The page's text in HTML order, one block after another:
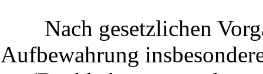
Nach gesetzlichen
Aufbewahrung